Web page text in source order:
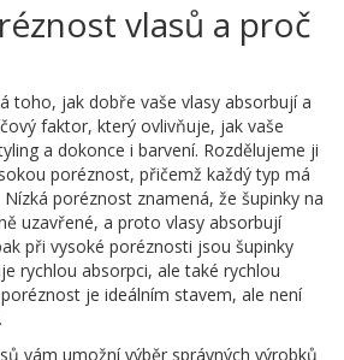
vlasů a proč
toho, jak dobře vaše vlasy absorbují a
faktor, který ovlivňuje, jak vaše
a dokonce i barvení. Rozdělujeme ji
poréznost, přičemž každý typ má
poréznost znamená, že šupinky na
uzavřené, a proto vlasy absorbují
při vysoké poréznosti jsou šupinky
rychlou absorpci, ale také rychlou
je ideálním stavem, ale není
vám umožní výběr správných výrobků